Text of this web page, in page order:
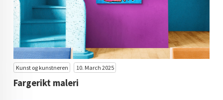
INTERIØR OG KUNST
KUNST INVESTERING
KUNSTSTILER
FARGETEORI
KJØP KUNST TIL SALGS
Kunst og kunstneren 10. March 2025
Fargerikt maleri